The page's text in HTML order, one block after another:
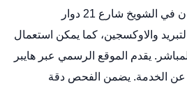
66633305 او زيارة العنوان في الشويخ شارع 21 دوار
والاوكسجين، كما يمكن استعمال
يقدم الموقع الرسمي عبر هايبر
عن الخدمة. يضمن الفحص دقة